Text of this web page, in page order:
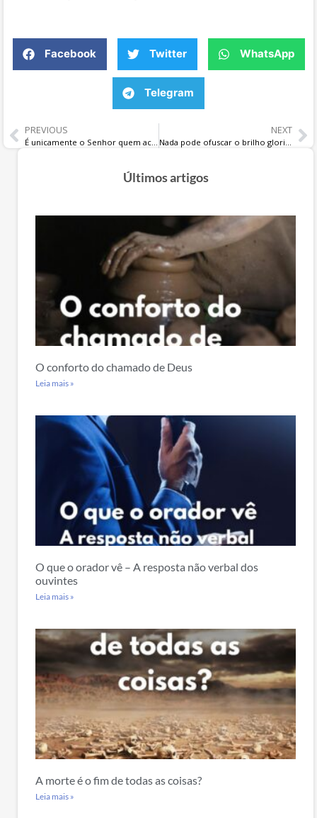
Facebook Twitter WhatsApp
Telegram
PREVIOUS NEXT
Últimos artigos
O conforto do chamado de Deus
Leia mais »
O que o orador vê – A resposta não verbal dos
ouvintes
Leia mais »
A morte é o fim de todas as coisas?
Leia mais »